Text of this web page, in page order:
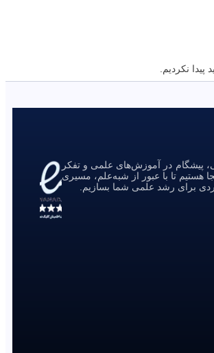
نکردیم.
پیشگام در آموزش‌های علمی و تفکر
هستیم تا با عبور از شبه‌علم، مسیری
برای رشد علمی شما بسازیم.